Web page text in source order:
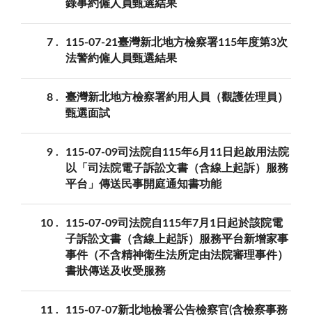
錄事約僱人員甄選結果
7
115-07-21臺灣新北地方檢察署115年度第3次
法警約僱人員甄選結果
8
臺灣新北地方檢察署約用人員（觀護佐理員）
甄選面試
9
115-07-09司法院自115年6月11日起啟用法院
以「司法院電子訴訟文書（含線上起訴）服務
平台」傳送民事開庭通知書功能
10
115-07-09司法院自115年7月1日起於該院電
子訴訟文書（含線上起訴）服務平台新增家事
事件（不含精神衛生法所定由法院審理事件）
書狀傳送及收受服務
11
115-07-07新北地檢署公告檢察官(含檢察事務